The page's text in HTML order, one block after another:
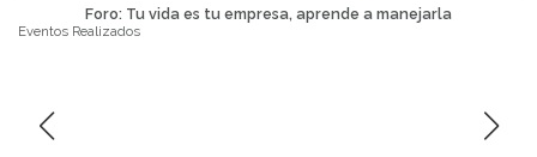
Foro: Tu vida es tu empresa, aprende a manejarla
Eventos Realizados